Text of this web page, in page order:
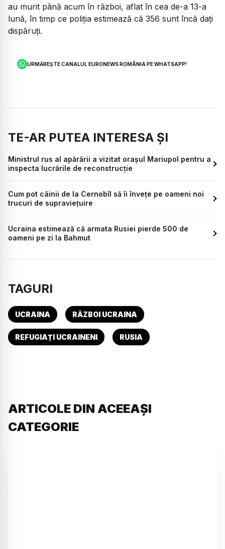
au murit până acum în război, aflat în cea de-a 13-a
lună, în timp ce poliţia estimează că 356 sunt încă daţi
dispăruţi.
URMĂREȘTE CANALUL EURONEWS ROMÂNIA PE WHATSAPP!
TE-AR PUTEA INTERESA ȘI
Ministrul rus al apărării a vizitat orașul Mariupol pentru a
inspecta lucrările de reconstrucţie
Cum pot câinii de la Cernobîl să îi învețe pe oameni noi
trucuri de supraviețuire
Ucraina estimează că armata Rusiei pierde 500 de
oameni pe zi la Bahmut
TAGURI
UCRAINA RĂZBOI UCRAINA
REFUGIAȚI UCRAINENI RUSIA
ARTICOLE DIN ACEEAȘI
CATEGORIE